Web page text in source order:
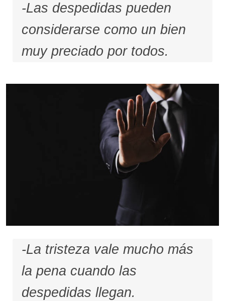
-Las despedidas pueden
considerarse como un bien
muy preciado por todos.
-La tristeza vale mucho más
la pena cuando las
despedidas llegan.